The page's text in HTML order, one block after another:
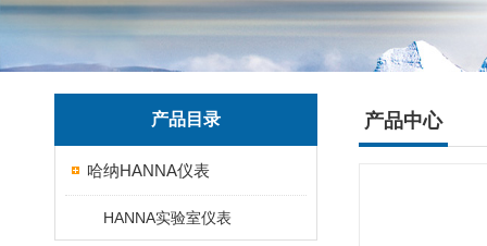
产品目录
哈纳HANNA仪表
HANNA实验室仪表
产品中心